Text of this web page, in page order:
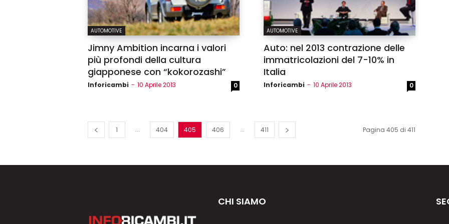
AUTOMOTIVE
Jimny Ambition incarna i valori
più profondi della cultura
giapponese con “kokorozashi”
Inforicambi - 10 Aprile 2013 0
AUTOMOTIVE
Auto: nel 2013 contrazione delle
immatricolazioni del 7-10% in
Italia
Inforicambi - 10 Aprile 2013 0
1 ... 404 405 406 ... 411 Pagina 405 di 411
CHI SIAMO